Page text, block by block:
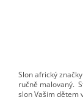
Slon africký
ručně malovaný.
slon Vašim dětem